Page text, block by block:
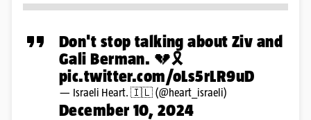
Don't stop talking about Ziv and
Gali Berman. 💔🎗️
pic.twitter.com/oLs5rLR9uD
— Israeli Heart. 🇮🇱 (@heart_israeli)
December 10, 2024